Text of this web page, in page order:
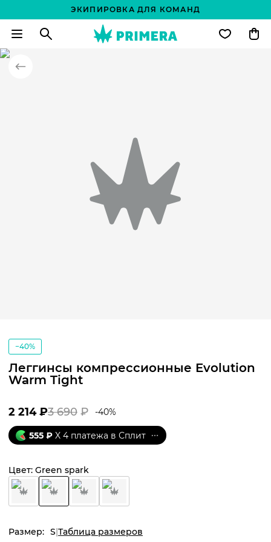
ЭКИПИРОВКА ДЛЯ КОМАНД
−40%
Леггинсы компрессионные Evolution
Warm Tight
3 690 ₽
2 214 ₽ -40%
555 ₽ X 4 платежа в Сплит
Цвет: Green spark
Размер: S Таблица размеров